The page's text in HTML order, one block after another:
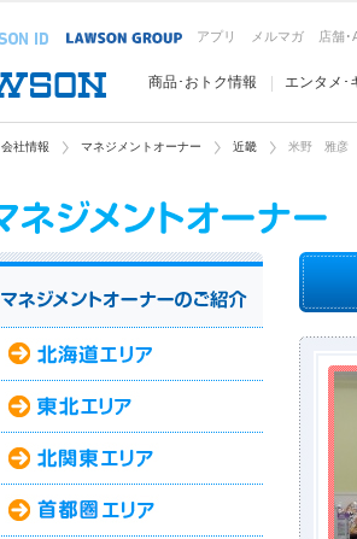
アプリ メルマガ 店舗･
商品･おトク情報 エンタメ･
会社情報 マネジメントオーナー 近畿 米野 雅彦